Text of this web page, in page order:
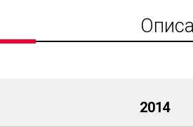
2014